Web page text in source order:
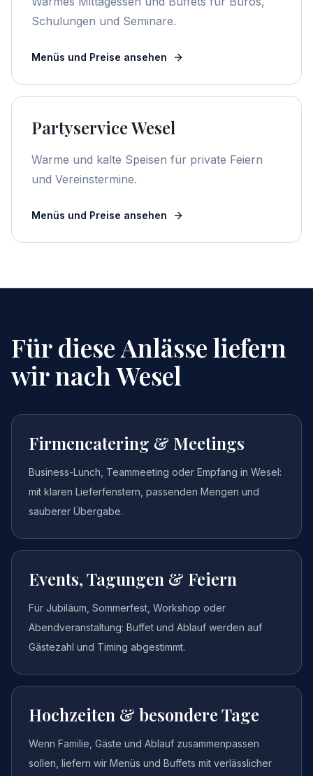
Schulungen und Seminare.
Menüs und Preise ansehen
Partyservice Wesel
Warme und kalte Speisen für private Feiern
und Vereinstermine.
Menüs und Preise ansehen
Für diese Anlässe liefern
wir nachWesel
Firmencatering & Meetings
Business-Lunch, Teammeeting oder Empfang in Wesel:
mit klaren Lieferfenstern, passenden Mengen und
sauberer Übergabe.
Events, Tagungen & Feiern
Für Jubiläum, Sommerfest, Workshop oder
Abendveranstaltung: Buffet und Ablauf werden auf
Gästezahl und Timing abgestimmt.
Hochzeiten & besondere Tage
Wenn Familie, Gäste und Ablauf zusammenpassen
sollen, liefern wir Menüs und Buffets mit verlässlicher